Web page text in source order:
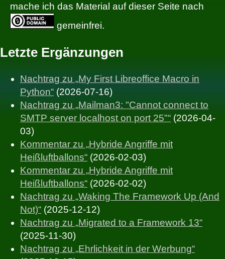
mache ich das Material auf dieser Seite nach
gemeinfrei.
Letzte Ergänzungen
Nachtrag zu „My First Libreoffice Macro in
Python“ (2026-07-16)
Nachtrag zu „Mailman3: "Cannot connect to
SMTP server localhost on port 25"“ (2026-04-
03)
Kommentar zu „Hybride Angriffe mit
Heißluftballons“ (2026-02-03)
Kommentar zu „Hybride Angriffe mit
Heißluftballons“ (2026-02-02)
Nachtrag zu „Waking The Framework Up (And
Not)“ (2025-12-12)
Nachtrag zu „Migrated to a Framework 13“
(2025-11-30)
Nachtrag zu „Ehrlichkeit in der Werbung“